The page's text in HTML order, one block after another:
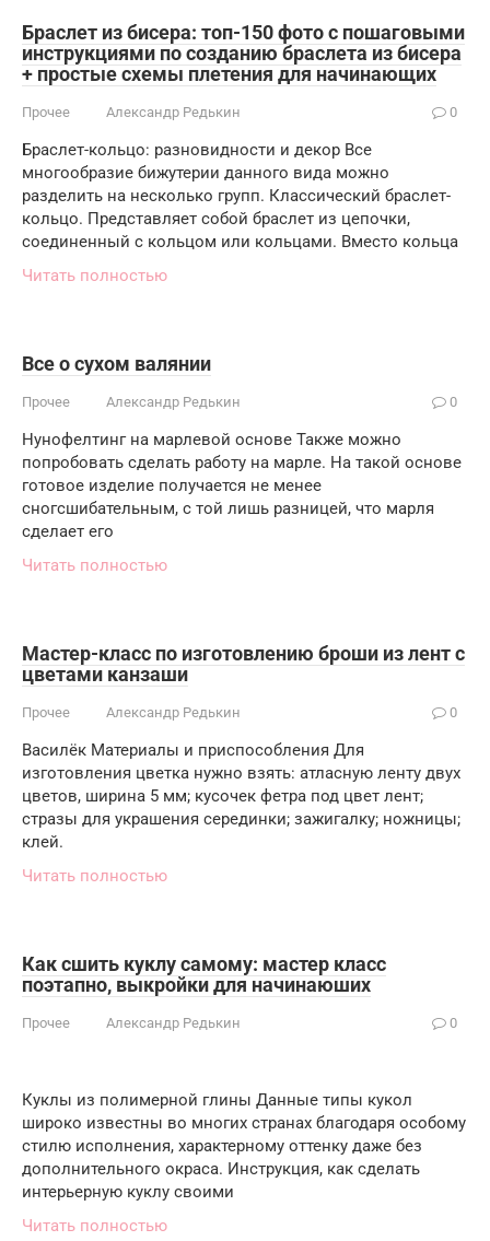
Браслет из бисера: топ-150 фото с пошаговыми
инструкциями по созданию браслета из бисера
+ простые схемы плетения для начинающих
Прочее Александр Редькин 0
Браслет-кольцо: разновидности и декор Все
многообразие бижутерии данного вида можно
разделить на несколько групп. Классический браслет-
кольцо. Представляет собой браслет из цепочки,
соединенный с кольцом или кольцами. Вместо кольца
Читать полностью
Все о сухом валянии
Прочее Александр Редькин 0
Нунофелтинг на марлевой основе Также можно
попробовать сделать работу на марле. На такой основе
готовое изделие получается не менее
сногсшибательным, с той лишь разницей, что марля
сделает его
Читать полностью
Мастер-класс по изготовлению броши из лент с
цветами канзаши
Прочее Александр Редькин 0
Василёк Материалы и приспособления Для
изготовления цветка нужно взять: атласную ленту двух
цветов, ширина 5 мм; кусочек фетра под цвет лент;
стразы для украшения серединки; зажигалку; ножницы;
клей.
Читать полностью
Как сшить куклу самому: мастер класс
поэтапно, выкройки для начинаюших
Прочее Александр Редькин 0
Куклы из полимерной глины Данные типы кукол
широко известны во многих странах благодаря особому
стилю исполнения, характерному оттенку даже без
дополнительного окраса. Инструкция, как сделать
интерьерную куклу своими
Читать полностью